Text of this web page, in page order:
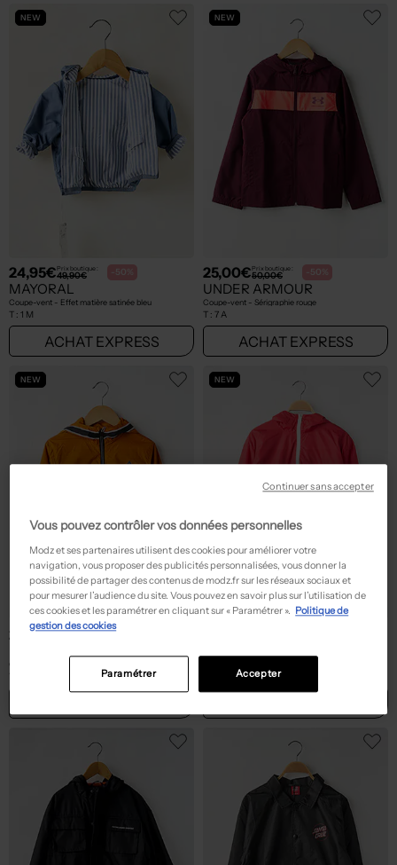
NEW
24,95€Prix boutique :
49,90€ -50%
MAYORAL
Coupe-vent - Effet matière satinée bleu
T : 1 M
ACHAT EXPRESS
NEW
25,00€Prix boutique :
50,00€ -50%
UNDER ARMOUR
Coupe-vent - Sérigraphie rouge
T : 7 A
ACHAT EXPRESS
NEW
26,95€Prix boutique : -50%
Coupe-vent - Effet matière satinée orange
NEW
Vous pouvez contrôler vos données personnelles
Modz et ses partenaires utilisent des cookies pour améliorer votre
navigation, vous proposer des publicités personnalisées, vous donner la
possibilité de partager des contenus de modz.fr sur les réseaux sociaux et
pour mesurer l’audience du site. Vous pouvez en savoir plus sur l’utilisation de
ces cookies et les paramétrer en cliquant sur « Paramétrer ». Politique de
gestion des cookies
Accepter
Paramétrer
Continuer sans accepter